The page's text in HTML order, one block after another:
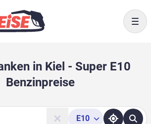
in Kiel - Super E10
Benzinpreise
E10